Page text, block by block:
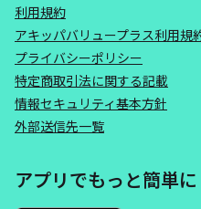
利用規約
アキッパバリュープラス利用規
プライバシーポリシー
特定商取引法に関する記載
情報セキュリティ基本方針
外部送信先一覧
アプリでもっと簡単に